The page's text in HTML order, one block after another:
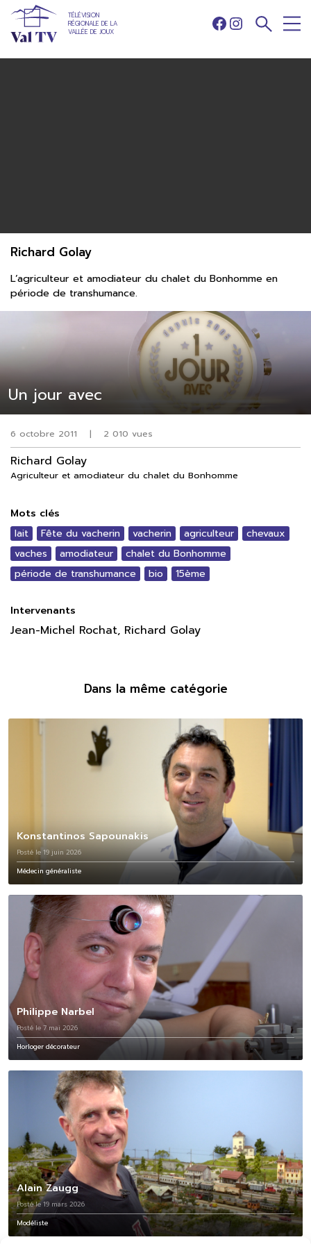
TÉLÉVISION
RÉGIONALE DE LA
VALLÉE DE JOUX
Facebook
Instagram
Un jour avec
6 octobre 2011 | 2 010 vues
Richard Golay
Agriculteur et amodiateur du chalet du Bonhomme
Mots clés
lait Fête du vacherin vacherin agriculteur
chevaux
vaches
amodiateur
chalet du Bonhomme
période de transhumance
bio 15ème
Intervenants
Jean-Michel Rochat, Richard Golay
Richard Golay
L’agriculteur et amodiateur du chalet du Bonhomme en
période de transhumance.
Dans la même catégorie
Konstantinos Sapounakis
Posté le 19 juin 2026
Médecin généraliste
Philippe Narbel
Posté le 7 mai 2026
Horloger décorateur
Alain Zaugg
Posté le 19 mars 2026
Modéliste